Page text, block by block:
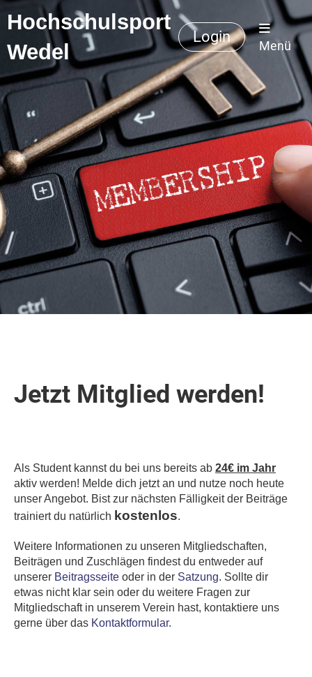
Hochschulsport
Wedel
Login
Menü
Jetzt Mitglied werden!
Als Student kannst du bei uns bereits ab 24€ im Jahr
aktiv werden! Melde dich jetzt an und nutze noch heute
unser Angebot. Bist zur nächsten Fälligkeit der Beiträge
trainiert du natürlich kostenlos.
Weitere Informationen zu unseren Mitgliedschaften,
Beiträgen und Zuschlägen findest du entweder auf
unserer Beitragsseite oder in der Satzung. Sollte dir
etwas nicht klar sein oder du weitere Fragen zur
Mitgliedschaft in unserem Verein hast, kontaktiere uns
gerne über das Kontaktformular.